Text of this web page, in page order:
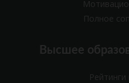
Полное
Высшее